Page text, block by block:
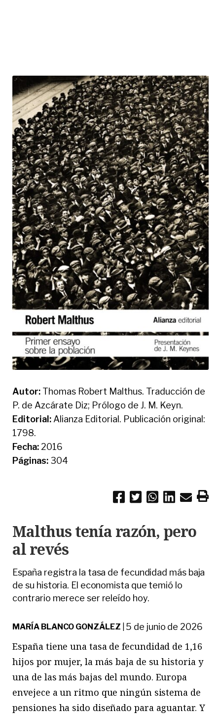
Autor: Thomas Robert Malthus. Traducción de
P. de Azcárate Diz; Prólogo de J. M. Keyn.
Editorial: Alianza Editorial. Publicación original:
1798.
Fecha: 2016
Páginas: 304
Malthus tenía razón, pero
al revés
España registra la tasa de fecundidad más baja
de su historia. El economista que temió lo
contrario merece ser releído hoy.
MARÍA BLANCO GONZÁLEZ 5 de junio de 2026
España tiene una tasa de fecundidad de 1,16
hijos por mujer, la más baja de su historia y
una de las más bajas del mundo. Europa
envejece a un ritmo que ningún sistema de
pensiones ha sido diseñado para aguantar. Y